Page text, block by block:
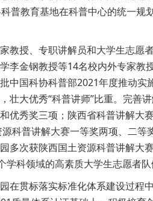
普教育基地在科普中心的统一
授、专职讲解员和大学生志愿
李金钢教授等14名校内外专家
中国科协科普部2021年度推动
大优秀“科普讲师”比重。完善
秀奖三项；陕西省科普讲解大
科普讲解大赛一等奖两项、二
次获陕西国土资源科普讲解大
科领域的高素质大学生志愿者队
在贯标落实标准化体系建设过